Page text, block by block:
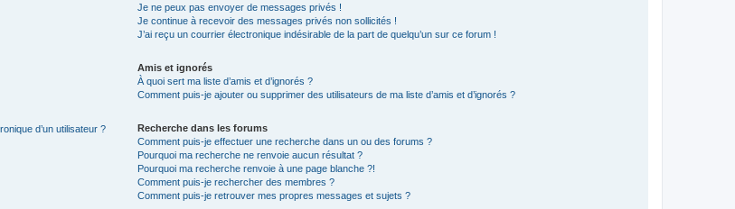
d’un utilisateur ?
Je ne peux pas envoyer de messages privés !
Je continue à recevoir des messages privés non sollicités !
J’ai reçu un courrier électronique indésirable de la part de quelqu’un sur ce forum !
Amis et ignorés
À quoi sert ma liste d’amis et d’ignorés ?
Comment puis-je ajouter ou supprimer des utilisateurs de ma liste d’amis et d’ignorés ?
Recherche dans les forums
Comment puis-je effectuer une recherche dans un ou des forums ?
Pourquoi ma recherche ne renvoie aucun résultat ?
Pourquoi ma recherche renvoie à une page blanche ?!
Comment puis-je rechercher des membres ?
Comment puis-je retrouver mes propres messages et sujets ?